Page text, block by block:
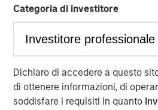
Categoria di investitore
Dichiaro di accedere a questo
di ottenere informazioni, di
soddisfare i requisiti in quanto
MorningStar senior housing
Anderson Real Estate for $305
comprised of 463 units across
based in Denver, will continue to
communities.
Commenting on the acquisition,